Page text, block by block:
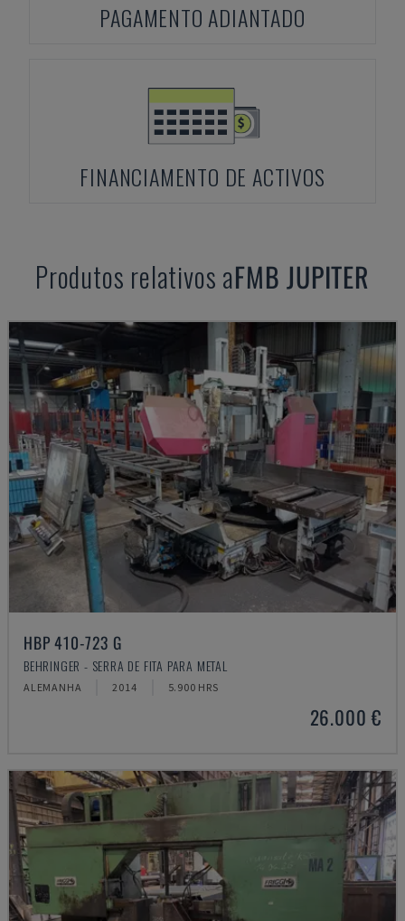
PAGAMENTO ADIANTADO
FINANCIAMENTO DE ACTIVOS
Produtos relativos aFMB JUPITER
HBP 410-723 G
BEHRINGER - SERRA DE FITA PARA METAL
ALEMANHA 2014 5.900 HRS
26.000 €